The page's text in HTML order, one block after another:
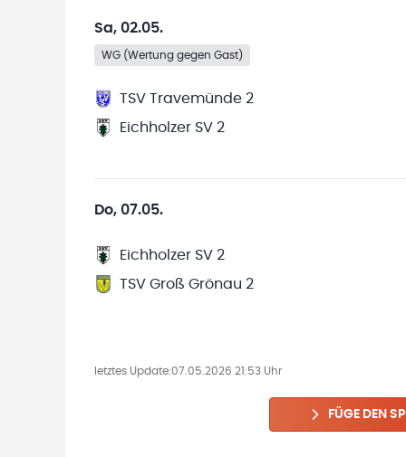
Sa, 02.05.
WG (Wertung gegen Gast)
TSV Travemünde 2
Eichholzer SV 2
Do, 07.05.
Eichholzer SV 2
TSV Groß Grönau 2
letztes Update:07.05.2026 21:53 Uhr
FÜGE DEN